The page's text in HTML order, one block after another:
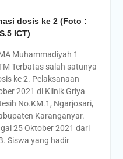
dosis ke 2 (Foto :
ICT)
Muhammadiyah 1
Terbatas salah satunya
ke 2. Pelaksanaan
2021 di Klinik Griya
No.KM.1, Ngarjosari,
Karanganyar.
25 Oktober 2021 dari
Siswa yang hadir